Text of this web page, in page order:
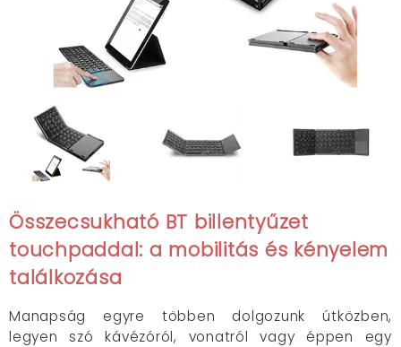
Összecsukható BT billentyűzet
touchpaddal: a mobilitás és kényelem
találkozása
Manapság egyre többen dolgozunk útközben,
legyen szó kávézóról, vonatról vagy éppen egy